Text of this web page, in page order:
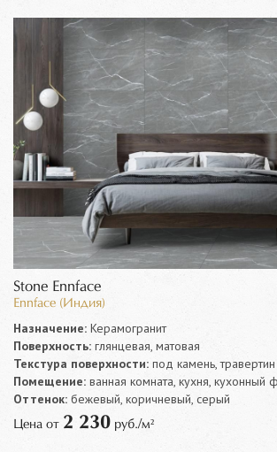
Stone Ennface
Ennface (Индия)
Назначение: Керамогранит
Поверхность: глянцевая, матовая
Текстура поверхности: под камень, травертин
Помещение: ванная комната, кухня, кухонный
Оттенок: бежевый, коричневый, серый
Цена от 2 230 руб./м²